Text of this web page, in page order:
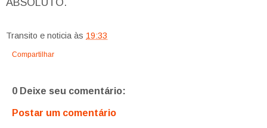
Transito e noticia às 19:33
Compartilhar
0 Deixe seu comentário:
Postar um comentário